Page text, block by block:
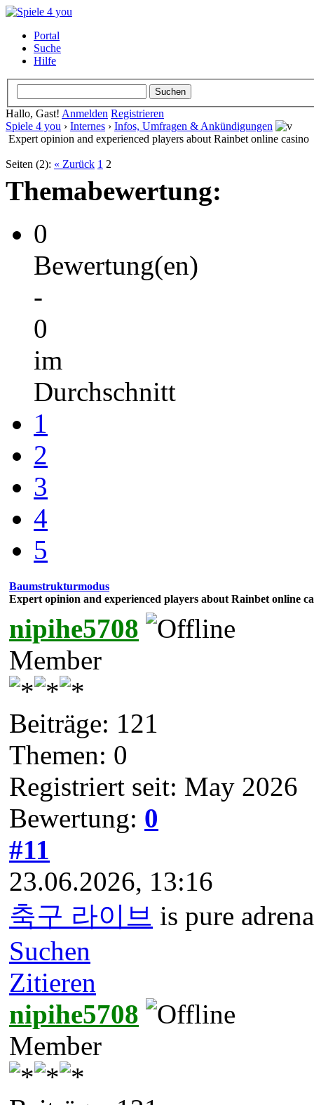
Portal
Suche
Hilfe
Hallo, Gast! Anmelden Registrieren
Spiele 4 you › Internes › Infos, Umfragen & Ankündigungen
Expert opinion and experienced players about Rainbet online casino
Seiten (2): « Zurück 1 2
Themabewertung:
0
Bewertung(en)
-
0
im
Durchschnitt
1
2
3
4
5
Baumstrukturmodus
Expert opinion and experienced players about Rainbet online
nipihe5708
Member
Beiträge: 121
Themen: 0
Registriert seit: May 2026
Bewertung: 0
#11
23.06.2026, 13:16
축구 라이브 is pure
Suchen
Zitieren
nipihe5708
Member